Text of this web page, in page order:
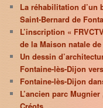
La réhabilitation d’un
Saint-Bernard de
L’inscription «
de la Maison natale
Un dessin
Fontaine-lès-Dijon
Fontaine-lès-Dijon
L’ancien parc
Créots